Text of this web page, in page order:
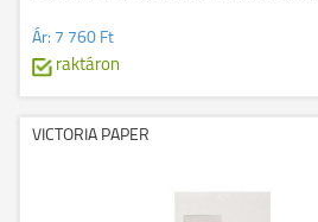
Ár: 7 760 Ft
raktáron
VICTORIA PAPER